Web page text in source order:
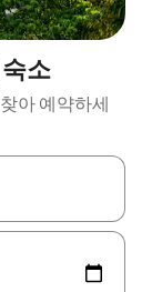
소
아 예약하세
터치 또는 스와이